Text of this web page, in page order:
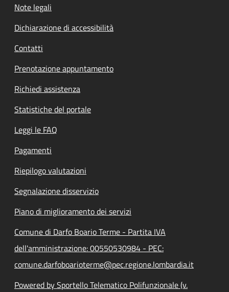
Note legali
Dichiarazione di accessibilità
Contatti
Prenotazione appuntamento
Richiedi assistenza
Statistiche del portale
Leggi le FAQ
Pagamenti
Riepilogo valutazioni
Segnalazione disservizio
Piano di miglioramento dei servizi
Comune di Darfo Boario Terme - Partita IVA
dell'amministrazione: 00550530984 - PEC:
comune.darfoboarioterme@pec.regione.lombardia.it
Powered by Sportello Telematico Polifunzionale (v.